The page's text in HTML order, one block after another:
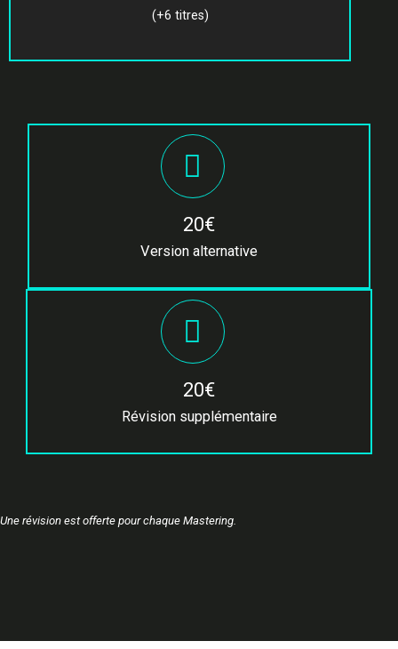
(+6 titres)
20€
Version alternative
20€
Révision supplémentaire
Une révision est offerte pour chaque Mastering.